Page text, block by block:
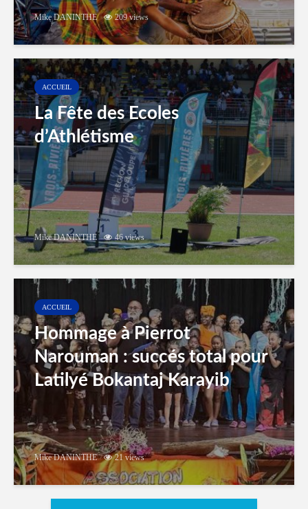
Mike DANINTHE 209 views
ACCUEIL
La Fête des Ecoles
d’Athlétisme
Mike DANINTHE 46 views
ACCUEIL
Hommage à Pierrot
Narouman : succés total pour
Latilyé Bokantaj Karayib
Mike DANINTHE 21 views